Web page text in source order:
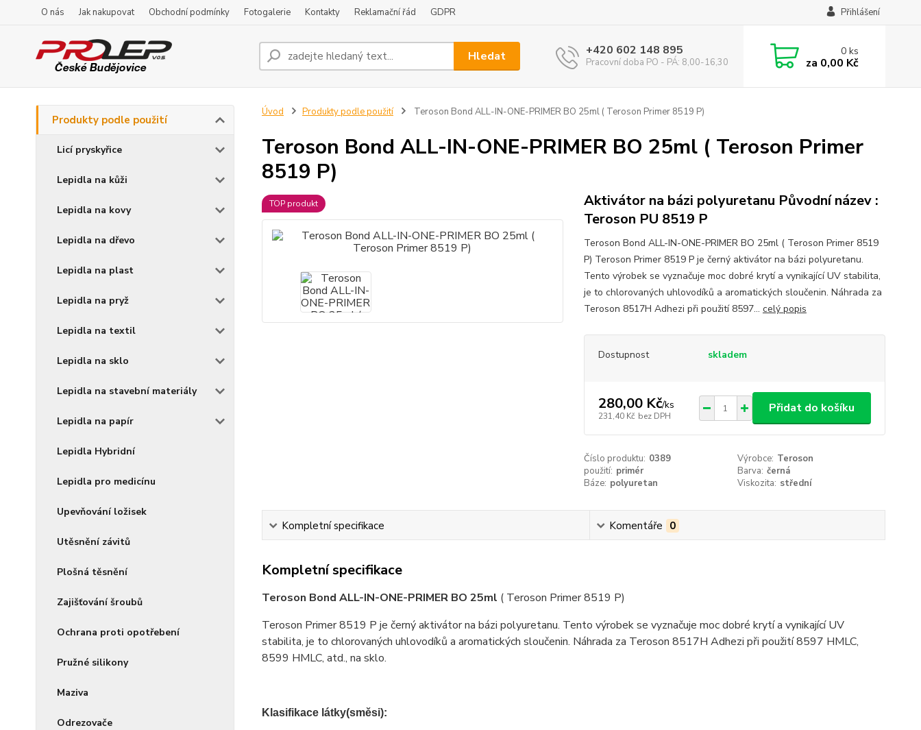
O nás Jak nakupovat Obchodní podmínky Fotogalerie Kontakty Reklamační řád GDPR Přihlášení
Hledat +420 602 148 895
Pracovní doba PO - PÁ: 8,00-16,30
0ks
za 0,00 Kč
Produkty podle použití
Licí pryskyřice
Lepidla na kůži
Lepidla na kovy
Lepidla na dřevo
Lepidla na plast
Lepidla na pryž
Lepidla na textil
Lepidla na sklo
Lepidla na stavební materiály
Lepidla na papír
Lepidla Hybridní
Lepidla pro medicínu
Upevňování ložisek
Utěsnění závitů
Plošná těsnění
Zajišťování šroubů
Ochrana proti opotřebení
Pružné silikony
Maziva
Odrezovače
Úvod Produkty podle použití Teroson Bond ALL-IN-ONE-PRIMER BO 25ml ( Teroson Primer 8519 P)
Teroson Bond ALL-IN-ONE-PRIMER BO 25ml ( Teroson Primer
8519 P)
TOP produkt
Aktivátor na bázi polyuretanu Původní název :
Teroson PU 8519 P
Teroson Bond ALL-IN-ONE-PRIMER BO 25ml ( Teroson Primer 8519
P) Teroson Primer 8519 P je černý aktivátor na bázi polyuretanu.
Tento výrobek se vyznačuje moc dobré krytí a vynikající UV stabilita,
je to chlorovaných uhlovodíků a aromatických sloučenin. Náhrada za
Teroson 8517H Adhezi při použití 8597... celý popis
Dostupnost skladem
280,00 Kč/ks
231,40 Kč bez DPH
Přidat do košíku
Číslo produktu: 0389 Výrobce: Teroson
použití: primér Barva: černá
Báze: polyuretan Viskozita: střední
Kompletní specifikace Komentáře 0
Kompletní specifikace
Teroson Bond ALL-IN-ONE-PRIMER BO 25ml ( Teroson Primer 8519 P)
Teroson Primer 8519 P je černý aktivátor na bázi polyuretanu. Tento výrobek se vyznačuje moc dobré krytí a vynikající UV
stabilita, je to chlorovaných uhlovodíků a aromatických sloučenin. Náhrada za Teroson 8517H Adhezi při použití 8597 HMLC,
8599 HMLC, atd., na sklo.
Klasifikace látky(směsi):